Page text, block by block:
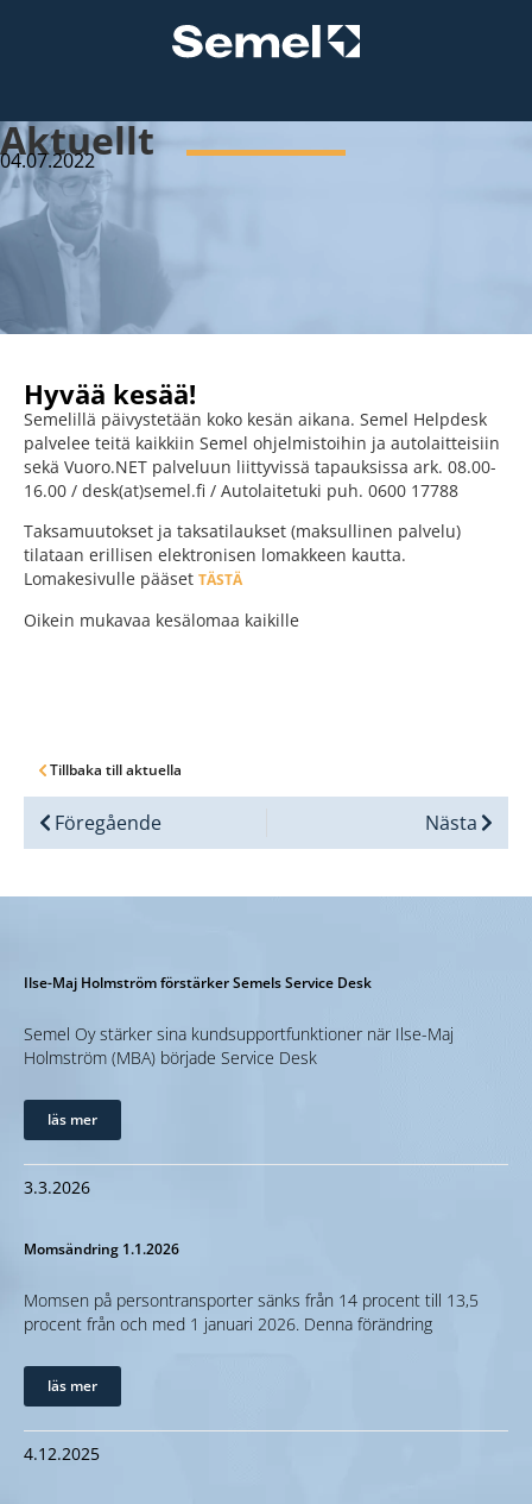
Aktuellt
04.07.2022
Hyvää kesää!
Semelillä päivystetään koko kesän aikana. Semel Helpdesk
palvelee teitä kaikkiin Semel ohjelmistoihin ja autolaitteisiin
sekä Vuoro.NET palveluun liittyvissä tapauksissa ark. 08.00-
16.00 / desk(at)semel.fi / Autolaitetuki puh. 0600 17788
Taksamuutokset ja taksatilaukset (maksullinen palvelu)
tilataan erillisen elektronisen lomakkeen kautta.
Lomakesivulle pääset TÄSTÄ
Oikein mukavaa kesälomaa kaikille
Tillbaka till aktuella
Föregående Nästa
Ilse-Maj Holmström förstärker Semels Service Desk
Semel Oy stärker sina kundsupportfunktioner när Ilse-Maj
Holmström (MBA) började Service Desk
läs mer
3.3.2026
Momsändring 1.1.2026
Momsen på persontransporter sänks från 14 procent till 13,5
procent från och med 1 januari 2026. Denna förändring
läs mer
4.12.2025